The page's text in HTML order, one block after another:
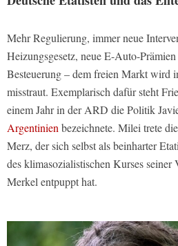
Mehr Regulierung, immer neue
Heizungsgesetz, neue E-Auto-
Besteuerung – dem freien Markt wird
misstraut. Exemplarisch dafür steht
einem Jahr in der ARD die Politik
Argentinien bezeichnete. Milei trete
Merz, der sich selbst als beinharter
des klimasozialistischen Kurses
Merkel entpuppt hat.